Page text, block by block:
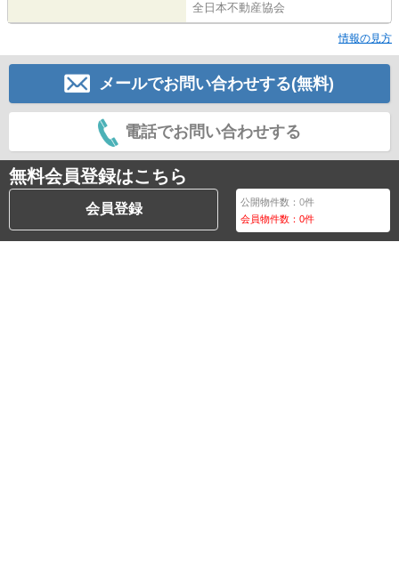
全日本不動産協会
情報の見方
メールでお問い合わせする(無料)
電話でお問い合わせする
無料会員登録はこちら
会員登録 公開物件数：0件
会員物件数：0件